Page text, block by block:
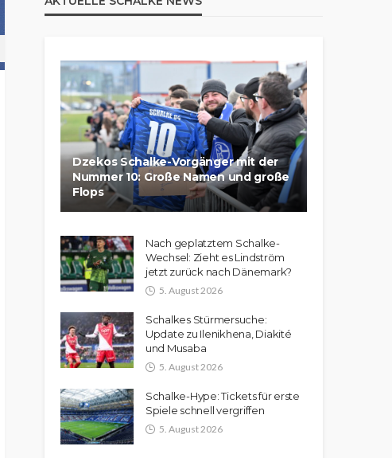
Dzekos Schalke-Vorgänger mit der
Nummer 10: Große Namen und große
Flops
Nach geplatztem Schalke-
Wechsel: Zieht es Lindström
jetzt zurück nach Dänemark?
5. August 2026
Schalkes Stürmersuche:
Update zu Ilenikhena, Diakité
und Musaba
5. August 2026
Schalke-Hype: Tickets für erste
Spiele schnell vergriffen
5. August 2026